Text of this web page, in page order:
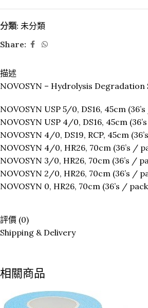
分類: 未分類
Share:
描述
NOVOSYN – Hydrolysis
NOVOSYN USP 5/0, DS16, 45cm
NOVOSYN USP 4/0, DS16, 45cm
NOVOSYN 4/0, DS19, RCP, 45cm
NOVOSYN 4/0, HR26, 70cm (36’s /
NOVOSYN 3/0, HR26, 70cm (36’s /
NOVOSYN 2/0, HR26, 70cm (36’s /
NOVOSYN 0, HR26, 70cm (36’s /
評價 (0)
Shipping & Delivery
相關商品